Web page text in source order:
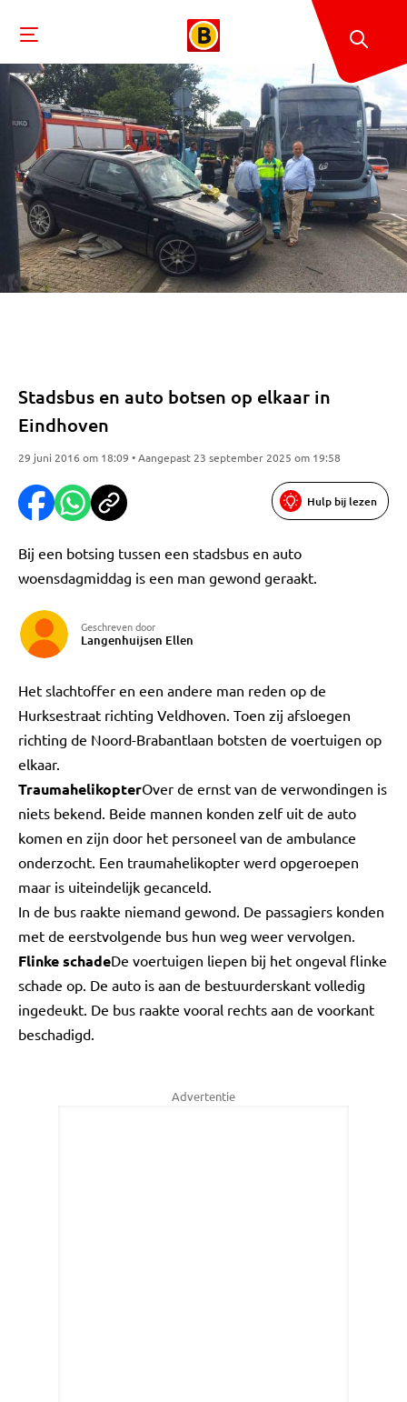
Stadsbus en auto botsen op elkaar in
Eindhoven
29 juni 2016 om 18:09 • Aangepast 23 september 2025 om 19:58
Hulp bij lezen
Bij een botsing tussen een stadsbus en auto
woensdagmiddag is een man gewond geraakt.
Geschreven door
Langenhuijsen Ellen
Het slachtoffer en een andere man reden op de
Hurksestraat richting Veldhoven. Toen zij afsloegen
richting de Noord-Brabantlaan botsten de voertuigen op
elkaar.
TraumahelikopterOver de ernst van de verwondingen is
niets bekend. Beide mannen konden zelf uit de auto
komen en zijn door het personeel van de ambulance
onderzocht. Een traumahelikopter werd opgeroepen
maar is uiteindelijk gecanceld.
In de bus raakte niemand gewond. De passagiers konden
met de eerstvolgende bus hun weg weer vervolgen.
Flinke schadeDe voertuigen liepen bij het ongeval flinke
schade op. De auto is aan de bestuurderskant volledig
ingedeukt. De bus raakte vooral rechts aan de voorkant
beschadigd.
Advertentie